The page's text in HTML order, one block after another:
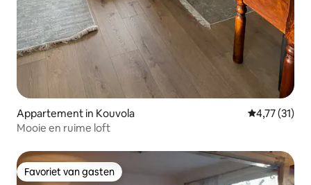
Appartement in Kouvola Gemiddelde
4,77 (31)
Mooie en ruime loft
Favoriet van gasten
Favoriet van gasten